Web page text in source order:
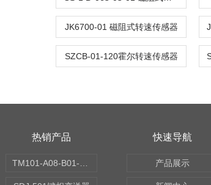
JK6700-01 磁阻式转速传感器
SZCB-01-120霍尔转速传感器
热销产品 快速导航
产品展示